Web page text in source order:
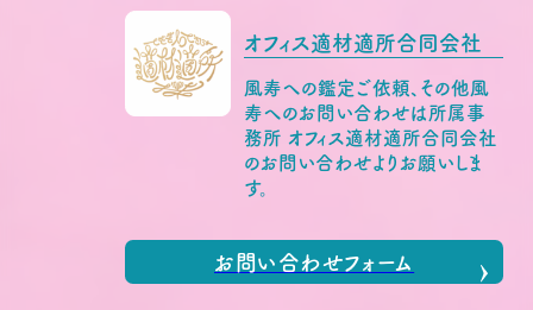
オフィス適材適所合同会社
風寿への鑑定ご依頼、その他風
寿へのお問い合わせは所属事
務所 オフィス適材適所合同会社
のお問い合わせよりお願いしま
す。
お問い合わせフォーム